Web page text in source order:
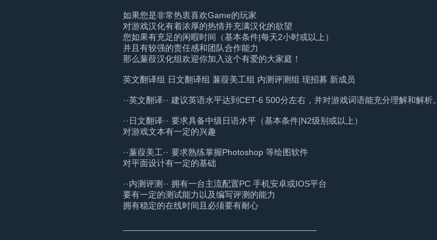
如果您是非常热衷喜欢Game的玩家
对游戏汉化有着浓厚的热情并充满汉化的欲望
您如果有充足的闲暇时间（基本条件|每天2小时或以上）
并且有较强的责任感和团队合作能力
那么蒹葭汉化组欢迎你加入这个有爱的大家庭！
英文翻译组 日文翻译组 蒹葭美工组 内测评测组 现招募 新成员
··英文翻译·· 建议英语水平达到CET-6 500分左右，并对游戏词语能充分理解和解析。
··日文翻译·· 要求具备中级日语水平（基本条件|N2级别或以上）
对游戏文本有一定的兴趣
··蒹葭美工·· 要求熟练掌握Photoshop 等绘图软件
对平面设计有一定的基础
··内测评测·· 拥有一台主流配置PC 手机安卓或IOS平台
要有一定的测试能力以及编写评测的能力
拥有稳定的在线时间且必须要有耐心